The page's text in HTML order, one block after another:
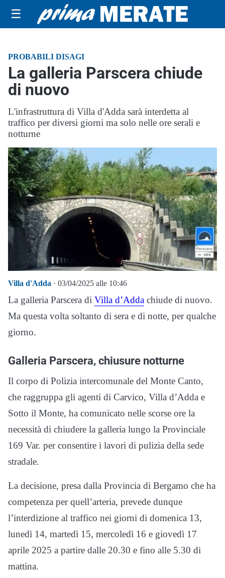
☰
PROBABILI DISAGI
La galleria Parscera chiude
di nuovo
L'infrastruttura di Villa d'Adda sarà interdetta al
traffico per diversi giorni ma solo nelle ore serali e
notturne
Villa d'Adda · 03/04/2025 alle 10:46
La galleria Parscera di Villa d’Adda chiude di nuovo.
Ma questa volta soltanto di sera e di notte, per qualche
giorno.
Galleria Parscera, chiusure notturne
Il corpo di Polizia intercomunale del Monte Canto,
che raggruppa gli agenti di Carvico, Villa d’Adda e
Sotto il Monte, ha comunicato nelle scorse ore la
necessità di chiudere la galleria lungo la Provinciale
169 Var. per consentire i lavori di pulizia della sede
stradale.
La decisione, presa dalla Provincia di Bergamo che ha
competenza per quell’arteria, prevede dunque
l’interdizione al traffico nei giorni di domenica 13,
lunedì 14, martedì 15, mercoledì 16 e giovedì 17
aprile 2025 a partire dalle 20.30 e fino alle 5.30 di
mattina.